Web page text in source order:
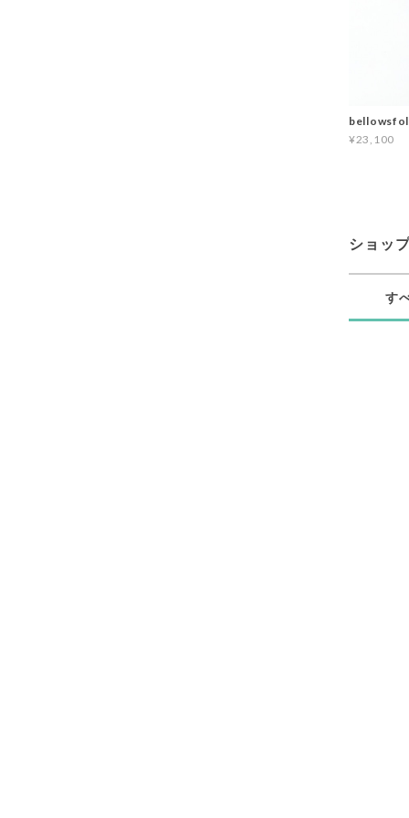
¥23,100
ショッ
す